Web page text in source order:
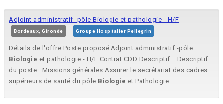
Adjoint administratif -pôle Biologie et pathologie - H/F
Bordeaux, Gironde Groupe Hospitalier Pellegrin
Détails de l'offre Poste proposé Adjoint administratif -pôle
Biologie et pathologie - H/F Contrat CDD Descriptif... Descriptif
du poste : Missions générales Assurer le secrétariat des cadres
supérieurs de santé du pôle Biologie et Pathologie...